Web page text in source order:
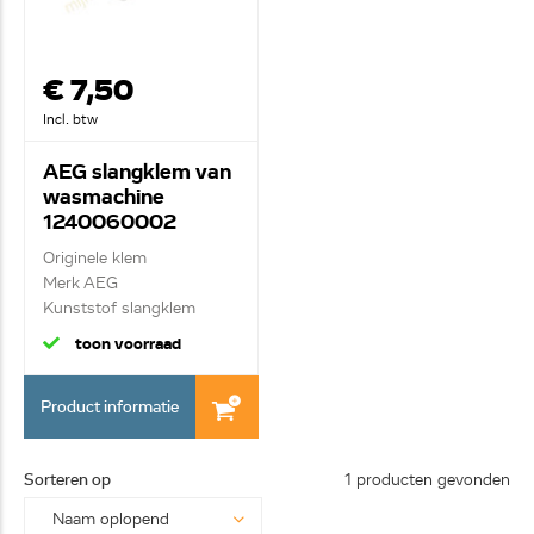
€ 7,50
Incl. btw
AEG slangklem van
wasmachine
1240060002
Originele klem
Merk AEG
Kunststof slangklem
Ø61mm van sla...
toon voorraad
Product informatie
Sorteren op 1 producten gevonden